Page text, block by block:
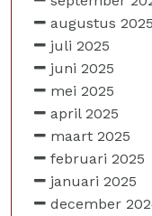
augustus 2025
juli 2025
juni 2025
mei 2025
april 2025
maart 2025
februari 2025
januari 2025
december